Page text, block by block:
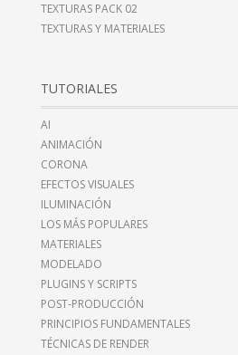
TEXTURAS PACK 02
TEXTURAS Y MATERIALES
TUTORIALES
AI
ANIMACIÓN
CORONA
EFECTOS VISUALES
ILUMINACIÓN
LOS MÁS POPULARES
MATERIALES
MODELADO
PLUGINS Y SCRIPTS
POST-PRODUCCIÓN
PRINCIPIOS FUNDAMENTALES
TÉCNICAS DE RENDER